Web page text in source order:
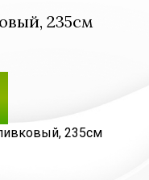
235см
235см